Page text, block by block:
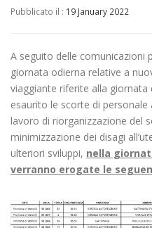
Pubblicato il : 19 January 2022
A seguito delle comunicazioni
giornata odierna relative a
viaggiante riferite alla
esaurito le scorte di
lavoro di riorganizzazione del
minimizzazione dei disagi
ulteriori sviluppi, nella
verranno erogate le